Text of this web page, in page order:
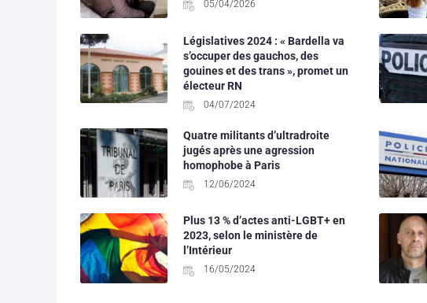
05/04/2026
Législatives 2024 : « Bardella va
s’occuper des gauchos, des
gouines et des trans », promet un
électeur RN
04/07/2024
Quatre militants d’ultradroite
jugés après une agression
homophobe à Paris
12/06/2024
Plus 13 % d’actes anti-LGBT+ en
2023, selon le ministère de
l’Intérieur
16/05/2024